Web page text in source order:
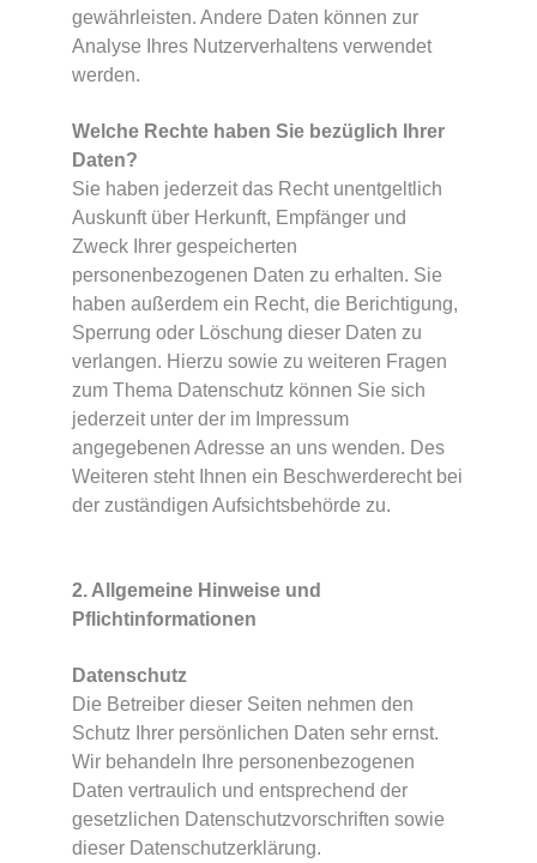
gewährleisten. Andere Daten können zur
Analyse Ihres Nutzerverhaltens verwendet
werden.
Welche Rechte haben Sie bezüglich Ihrer
Daten?
Sie haben jederzeit das Recht unentgeltlich
Auskunft über Herkunft, Empfänger und
Zweck Ihrer gespeicherten
personenbezogenen Daten zu erhalten. Sie
haben außerdem ein Recht, die Berichtigung,
Sperrung oder Löschung dieser Daten zu
verlangen. Hierzu sowie zu weiteren Fragen
zum Thema Datenschutz können Sie sich
jederzeit unter der im Impressum
angegebenen Adresse an uns wenden. Des
Weiteren steht Ihnen ein Beschwerderecht bei
der zuständigen Aufsichtsbehörde zu.
2. Allgemeine Hinweise und
Pflichtinformationen
Datenschutz
Die Betreiber dieser Seiten nehmen den
Schutz Ihrer persönlichen Daten sehr ernst.
Wir behandeln Ihre personenbezogenen
Daten vertraulich und entsprechend der
gesetzlichen Datenschutzvorschriften sowie
dieser Datenschutzerklärung.